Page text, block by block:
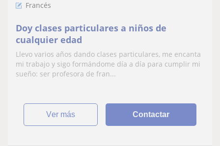
Francés
Doy clases particulares a niños de
cualquier edad
Llevo varios años dando clases particulares, me encanta
mi trabajo y sigo formándome día a día para cumplir mi
sueño: ser profesora de fran...
ver más Contactar